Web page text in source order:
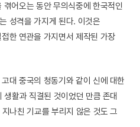
어오는 동안 무의식중에 한국적인
성격을 가지게 된다. 이것은
한 연관을 가지면서 제작된 가장
대 중국의 청동기와 같이 신에 대한
활과 직결된 것이었던 만큼 존대
나친 기교를 부리지 않은 것도 그